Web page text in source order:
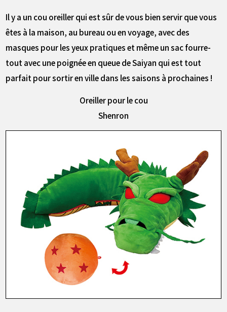
Il y a un cou oreiller qui est sûr de vous bien servir que vous
êtes à la maison, au bureau ou en voyage, avec des
masques pour les yeux pratiques et même un sac fourre-
tout avec une poignée en queue de Saiyan qui est tout
parfait pour sortir en ville dans les saisons à prochaines !
Oreiller pour le cou
Shenron